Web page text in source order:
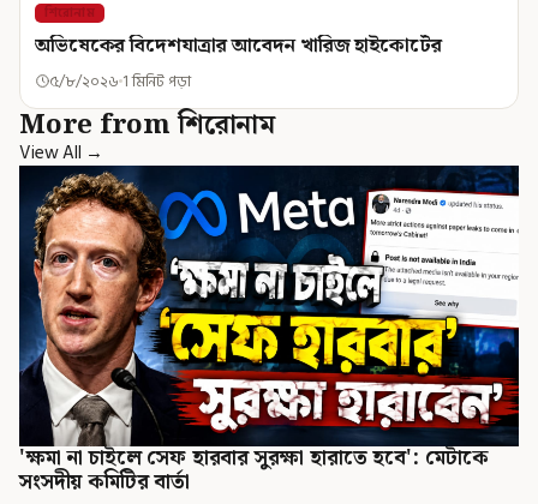
শিরোনাম
অভিষেকের বিদেশযাত্রার আবেদন খারিজ হাইকোর্টের
৫/৮/২০২৬ 1 মিনিট পড়া
More from শিরোনাম
View All →
'ক্ষমা না চাইলে সেফ হারবার সুরক্ষা হারাতে হবে': মেটাকে
সংসদীয় কমিটির বার্তা